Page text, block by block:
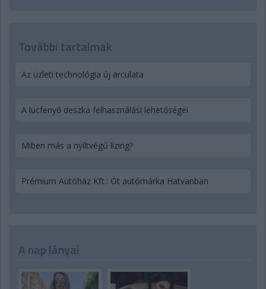
További tartalmak
Az üzleti technológia új arculata
A lucfenyő deszka felhasználási lehetőségei
Miben más a nyíltvégű lízing?
Prémium Autóház Kft.: Öt autómárka Hatvanban
A nap lányai